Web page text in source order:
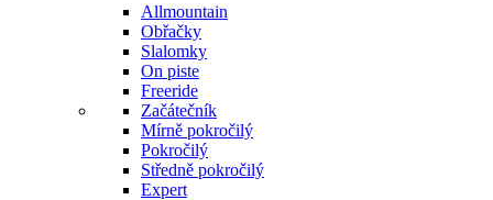
Allmountain
Obřačky
Slalomky
On piste
Freeride
Začátečník
Mírně pokročilý
Pokročilý
Středně pokročilý
Expert